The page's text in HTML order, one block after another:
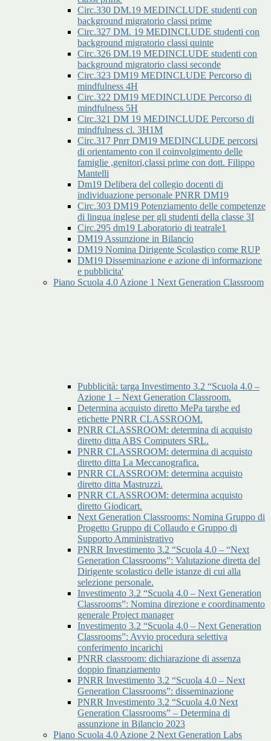
Circ.330 DM.19 MEDINCLUDE studenti con
background migratorio classi prime
Circ.327 DM. 19 MEDINCLUDE studenti con
background migratorio classi quinte
Circ.326 DM.19 MEDINCLUDE studenti con
background migratorio classi seconde
Circ.323 DM19 MEDINCLUDE Percorso di
mindfulness 4H
Circ.322 DM19 MEDINCLUDE Percorso di
mindfulness 5H
Circ.321 DM 19 MEDINCLUDE Percorso di
mindfulness cl. 3H1M
Circ.317 Pnrr DM19 MEDINCLUDE percorsi
di orientamento con il coinvolgimento delle
famiglie ,genitori,classi prime con dott. Filippo
Mantelli
Dm19 Delibera del collegio docenti di
individuazione personale PNRR DM19
Circ.303 DM19 Potenziamento delle competenze
di lingua inglese per gli studenti della classe 3I
Circ.295 dm19 Laboratorio di teatrale1
DM19 Assunzione in Bilancio
DM19 Nomina Dirigente Scolastico come RUP
DM19 Disseminazione e azione di informazione
e pubblicita'
Piano Scuola 4.0 Azione 1 Next Generation Classroom
Pubblicità: targa Investimento 3.2 “Scuola 4.0 –
Azione 1 – Next Generation Classroom.
Determina acquisto diretto MePa targhe ed
etichette PNRR CLASSROOM.
PNRR CLASSROOM: determina di acquisto
diretto ditta ABS Computers SRL.
PNRR CLASSROOM: determina di acquisto
diretto ditta La Meccanografica.
PNRR CLASSROOM: determina acquisto
diretto ditta Mastruzzi.
PNRR CLASSROOM: determina acquisto
diretto Giodicart.
Next Generation Classrooms: Nomina Gruppo di
Progetto Gruppo di Collaudo e Gruppo di
Supporto Amministrativo
PNRR Investimento 3.2 “Scuola 4.0 – “Next
Generation Classrooms”: Valutazione diretta del
Dirigente scolastico delle istanze di cui alla
selezione personale.
Investimento 3.2 “Scuola 4.0 – Next Generation
Classrooms”: Nomina direzione e coordinamento
generale Project manager
Investimento 3.2 “Scuola 4.0 – Next Generation
Classrooms”: Avvio procedura selettiva
conferimento incarichi
PNRR classroom: dichiarazione di assenza
doppio finanziamento
PNRR Investimento 3.2 “Scuola 4.0 – Next
Generation Classrooms”: disseminazione
PNRR Investimento 3.2 “Scuola 4.0 Next
Generation Classrooms” – Determina di
assunzione in Bilancio 2023
Piano Scuola 4.0 Azione 2 Next Generation Labs